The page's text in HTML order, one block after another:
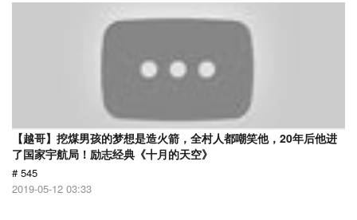
【越哥】挖煤男孩的梦想是造火箭，全村人都嘲笑他，20年后他进
了国家宇航局！励志经典《十月的天空》
# 545
2019-05-12 03:33